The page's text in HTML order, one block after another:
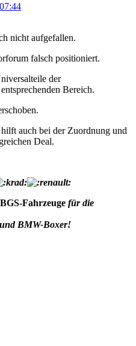
nicht aufgefallen.
falsch positioniert.
der
Bereich.
auch bei der Zuordnung und
Deal.
BGS-Fahrzeuge für die
BMW-Boxer!